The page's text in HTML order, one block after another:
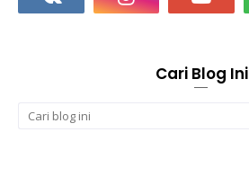
Cari Blog Ini